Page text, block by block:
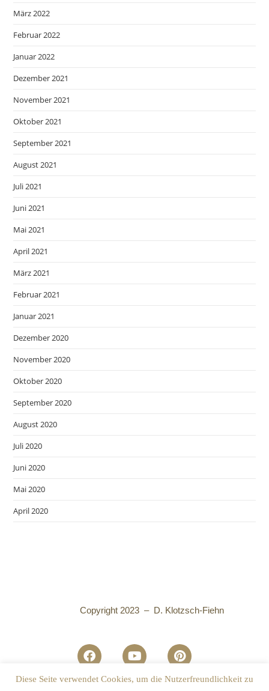
März 2022
Februar 2022
Januar 2022
Dezember 2021
November 2021
Oktober 2021
September 2021
August 2021
Juli 2021
Juni 2021
Mai 2021
April 2021
März 2021
Februar 2021
Januar 2021
Dezember 2020
November 2020
Oktober 2020
September 2020
August 2020
Juli 2020
Juni 2020
Mai 2020
April 2020
Copyright 2023 – D. Klotzsch-Fiehn
Diese Seite verwendet Cookies, um die Nutzerfreundlichkeit zu